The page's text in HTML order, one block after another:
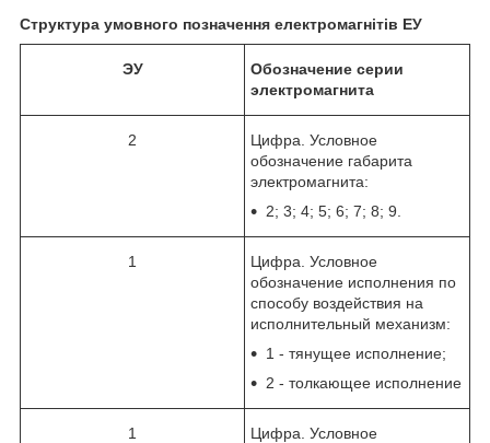
Структура умовного позначення електромагнітів ЕУ
ЭУ
Обозначение серии
электромагнита
2
Цифра. Условное
обозначение габарита
электромагнита:
2; 3; 4; 5; 6; 7; 8; 9.
1
Цифра. Условное
обозначение исполнения по
способу воздействия на
исполнительный механизм:
1 - тянущее исполнение;
2 - толкающее исполнение
1
Цифра. Условное